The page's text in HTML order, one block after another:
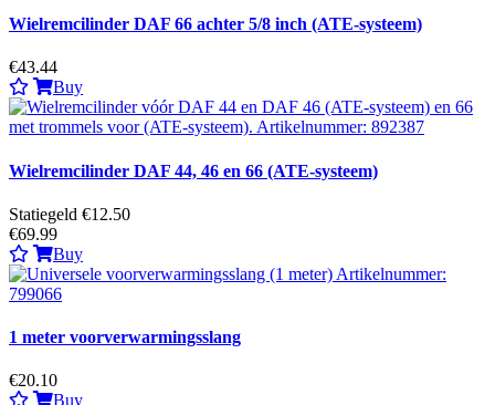
Wielremcilinder DAF 66 achter 5/8 inch (ATE-systeem)
€43.44
Buy
Wielremcilinder DAF 44, 46 en 66 (ATE-systeem)
Statiegeld €12.50
€69.99
Buy
1 meter voorverwarmingsslang
€20.10
Buy